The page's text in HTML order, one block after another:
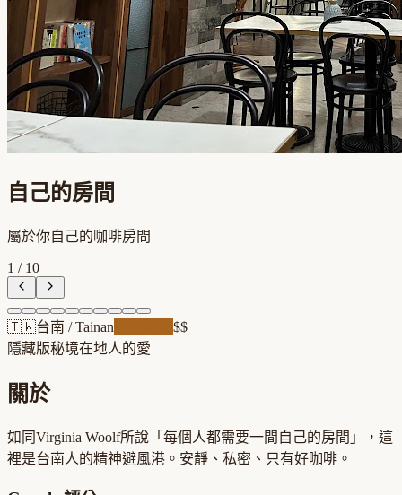
自己的房間
屬於你自己的咖啡房間
1 / 10
🇹🇼台南 /Tainan
$$
隱藏版秘境在地人的愛
關於
如同Virginia Woolf所說「每個人都需要一間自己的房間」，這
裡是台南人的精神避風港。安靜、私密、只有好咖啡。